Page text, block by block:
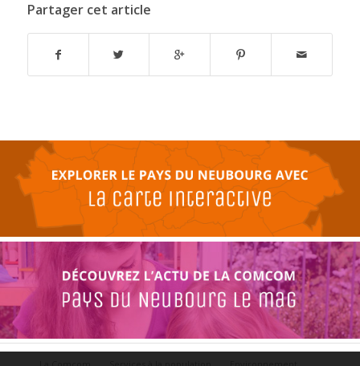
Partager cet article